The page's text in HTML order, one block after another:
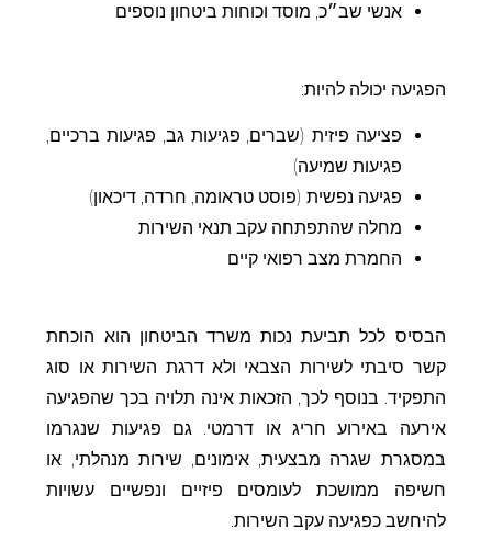
אנשי שב״כ, מוסד וכוחות ביטחון נוספים
הפגיעה יכולה להיות:
פציעה פיזית (שברים, פגיעות גב, פגיעות ברכיים,
פגיעות שמיעה)
פגיעה נפשית (פוסט טראומה, חרדה, דיכאון)
מחלה שהתפתחה עקב תנאי השירות
החמרת מצב רפואי קיים
הבסיס לכל תביעת נכות משרד הביטחון הוא הוכחת
קשר סיבתי לשירות הצבאי ולא דרגת השירות או סוג
התפקיד. בנוסף לכך, הזכאות אינה תלויה בכך שהפגיעה
אירעה באירוע חריג או דרמטי. גם פגיעות שנגרמו
במסגרת שגרה מבצעית, אימונים, שירות מנהלתי, או
חשיפה ממושכת לעומסים פיזיים ונפשיים עשויות
להיחשב כפגיעה עקב השירות.